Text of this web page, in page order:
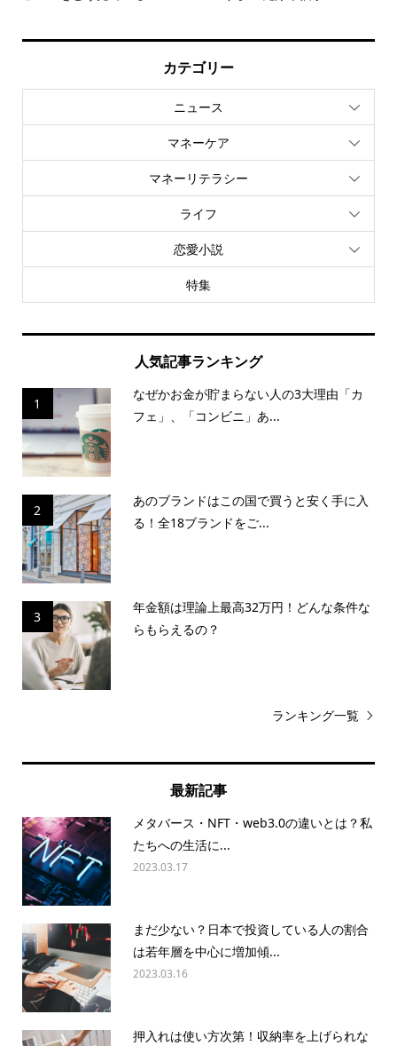
カテゴリー
ニュース
マネーケア
マネーリテラシー
ライフ
恋愛小説
特集
人気記事ランキング
1
なぜかお金が貯まらない人の3大理由「カ
フェ」、「コンビニ」あ...
2
あのブランドはこの国で買うと安く手に入
る！全18ブランドをご...
3
年金額は理論上最高32万円！どんな条件な
らもらえるの？
ランキング一覧
最新記事
メタバース・NFT・web3.0の違いとは？私
たちへの生活に...
2023.03.17
まだ少ない？日本で投資している人の割合
は若年層を中心に増加傾...
2023.03.16
押入れは使い方次第！収納率を上げられな